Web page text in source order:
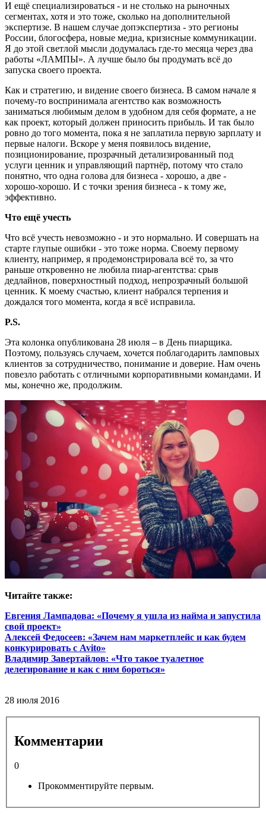
И ещё специализироваться - и не столько на рыночных
сегментах, хотя и это тоже, сколько на дополнительной
экспертизе. В нашем случае допэкспертиза - это регионы
России, блогосфера, новые медиа, кризисные коммуникации.
Я до этой светлой мысли додумалась где-то месяца через два
работы «ЛАМПЫ». А лучше было бы продумать всё до
запуска своего проекта.
Как и стратегию, и видение своего бизнеса. В самом начале я
почему-то воспринимала агентство как возможность
заниматься любимым делом в удобном для себя формате, а не
как проект, который должен приносить прибыль. И так было
ровно до того момента, пока я не заплатила первую зарплату и
первые налоги. Вскоре у меня появилось видение,
позиционирование, прозрачный детализированный под
услуги ценник и управляющий партнёр, потому что стало
понятно, что одна голова для бизнеса - хорошо, а две -
хорошо-хорошо. И с точки зрения бизнеса - к тому же,
эффективно.
Что ещё учесть
Что всё учесть невозможно - и это нормально. И совершать на
старте глупые ошибки - это тоже норма. Своему первому
клиенту, например, я продемонстрировала всё то, за что
раньше откровенно не любила пиар-агентства: срыв
дедлайнов, поверхностный подход, непрозрачный большой
ценник. К моему счастью, клиент набрался терпения и
дождался того момента, когда я всё исправила.
P.S.
Эта колонка опубликована 28 июля – в День пиарщика.
Поэтому, пользуясь случаем, хочется поблагодарить ламповых
клиентов за сотрудничество, понимание и доверие. Нам очень
повезло работать с отличными корпоративными командами. И
мы, конечно же, продолжим.
Читайте также:
Евгения Лампадова: «Почему я ушла из найма и запустила
свой проект»
Алексей Федосеев: «Зачем нам маркетплейс и как будем
конкурировать с Avito»
Владимир Завертайлов: «Что такое туалетное
делегирование и как с ним бороться»
28 июля 2016
Комментарии
0
Прокомментируйте первым.